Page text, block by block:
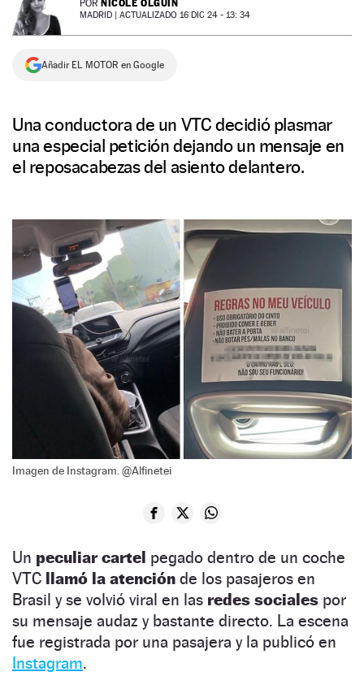
NEWSLETTER
SÍGUENOS
POR NICOLE OLGUÍN
MADRID | ACTUALIZADO 16 DIC 24 - 13: 34
Añadir EL MOTOR en Google
Una conductora de un VTC decidió plasmar
una especial petición dejando un mensaje en
el reposacabezas del asiento delantero.
Imagen de Instagram. @Alfinetei
Un peculiar cartel pegado dentro de un coche
VTC llamó la atención de los pasajeros en
Brasil y se volvió viral en las redes sociales por
su mensaje audaz y bastante directo. La escena
fue registrada por una pasajera y la publicó en
Instagram.